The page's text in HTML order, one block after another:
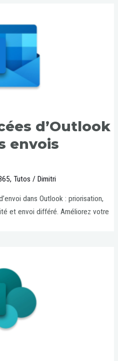
d’Outlook
envois
,Tutos /Dimitri
dans Outlook : priorisation,
et envoi différé. Améliorez votre